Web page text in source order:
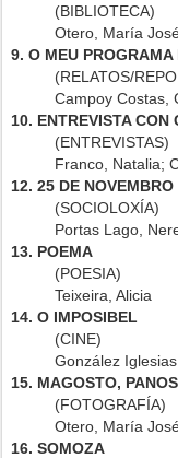
(BIBLIOTECA)
Otero, María
9. O MEU PROGRAMA
(RELATOS/
Campoy Costas,
10. ENTREVISTA CON
(ENTREVISTAS)
Franco, Natalia;
12. 25 DE NOVEMBRO
(SOCIOLOXÍA)
Portas Lago,
13. POEMA
(POESIA)
Teixeira, Alicia
14. O IMPOSIBEL
(CINE)
González
15. MAGOSTO,
(FOTOGRAFÍA)
Otero, María
16. SOMOZA